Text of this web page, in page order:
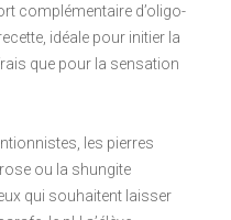
complémentaire d’oligo-
idéale pour initier la
que pour la sensation
les pierres
ou la shungite
qui souhaitent laisser